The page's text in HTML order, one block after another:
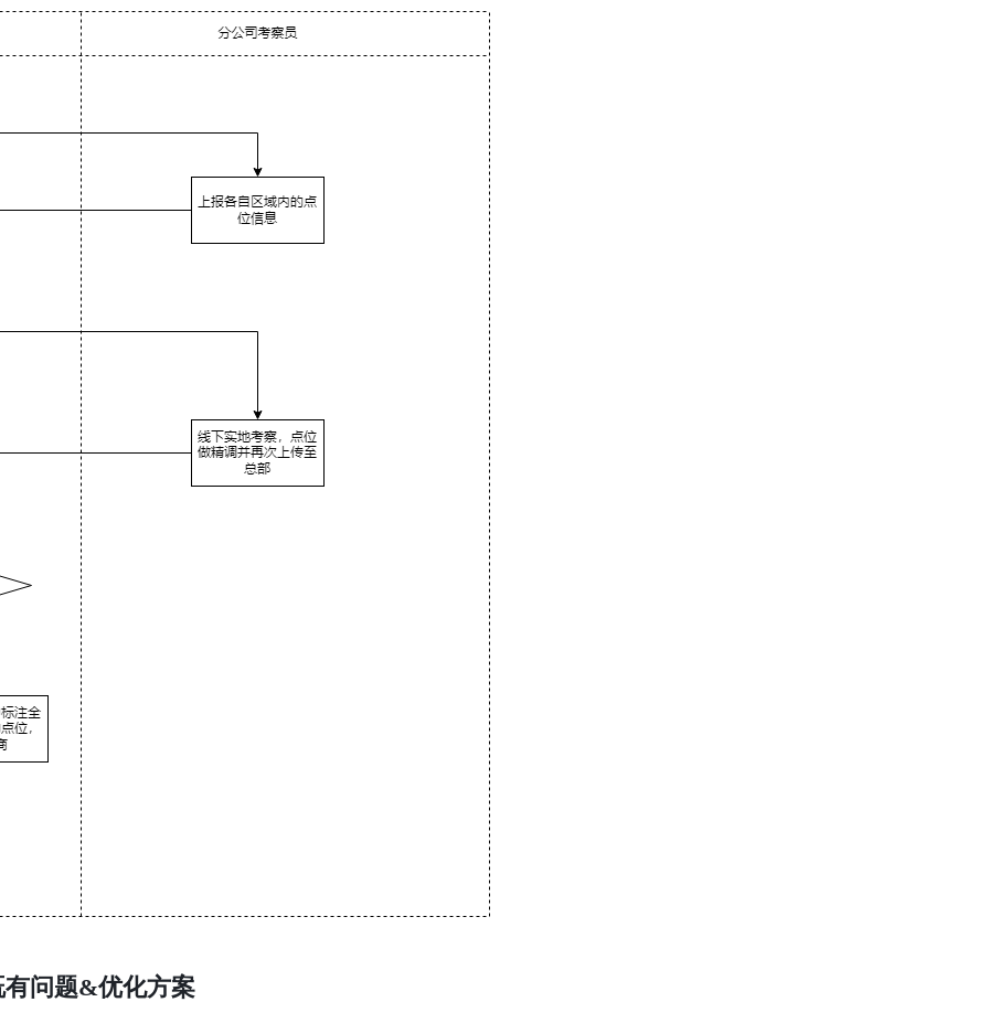
有问题&优化方案